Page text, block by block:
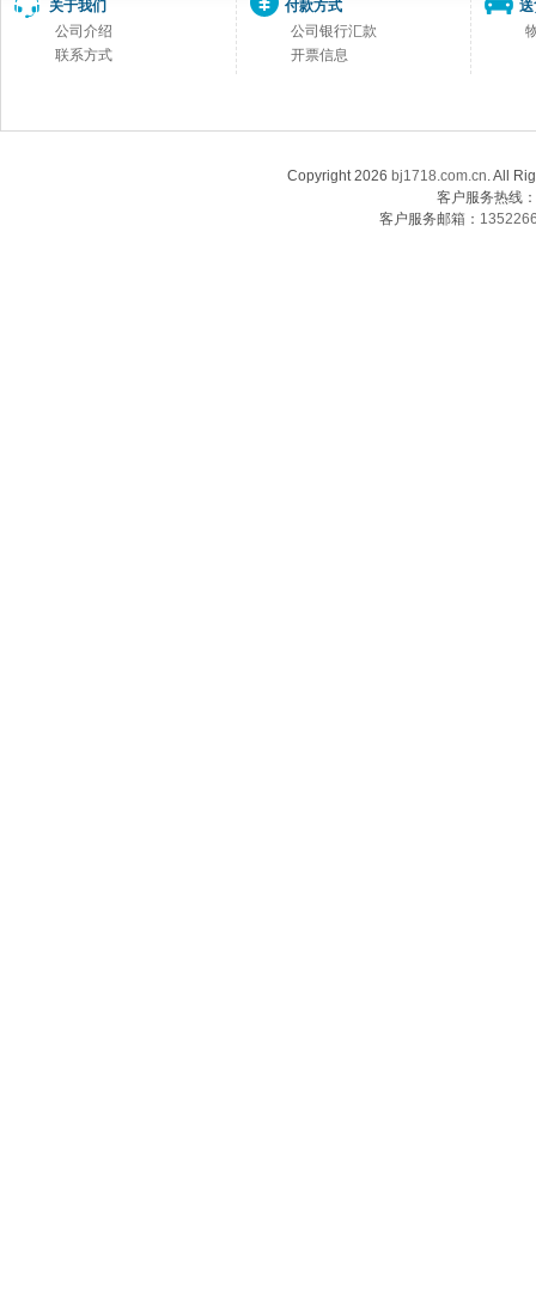
关于我们
公司介绍
联系方式
付款方式
公司银行汇款
开票信息
Copyright 2026 bj1718.com.cn. All
客户服务热线
客户服务邮箱：